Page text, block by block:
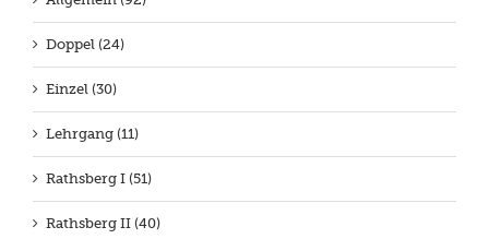
Doppel (24)
Einzel (30)
Lehrgang (11)
Rathsberg I (51)
Rathsberg II (40)